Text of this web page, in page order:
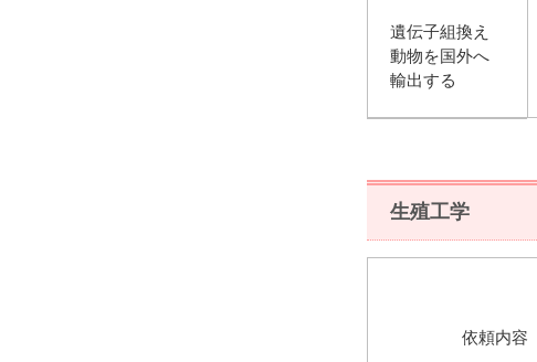
遺伝子組換え
動物を国外へ
輸出する
生殖工学
依頼内容